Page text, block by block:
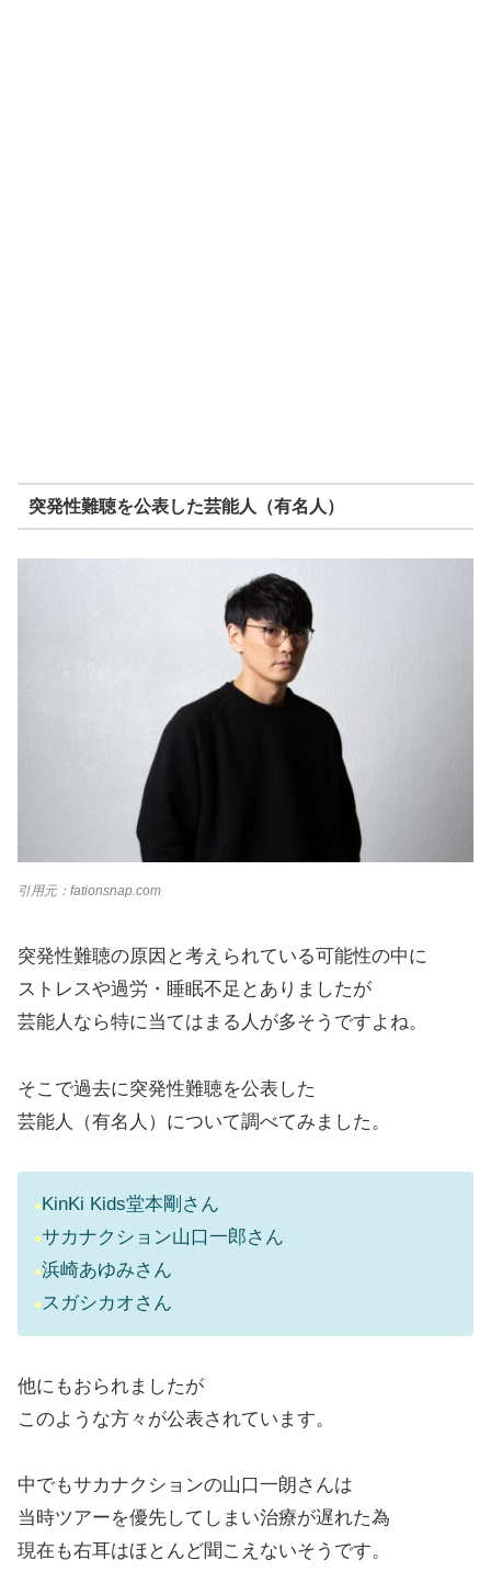
突発性難聴を公表した芸能人（有名人）
引用元：fationsnap.com
突発性難聴の原因と考えられている可能性の中に
ストレスや過労・睡眠不足とありましたが
芸能人なら特に当てはまる人が多そうですよね。
そこで過去に突発性難聴を公表した
芸能人（有名人）について調べてみました。
● KinKi Kids堂本剛さん
●サカナクション山口一郎さん
●浜崎あゆみさん
●スガシカオさん
他にもおられましたが
このような方々が公表されています。
中でもサカナクションの山口一朗さんは
当時ツアーを優先してしまい治療が遅れた為
現在も右耳はほとんど聞こえないそうです。